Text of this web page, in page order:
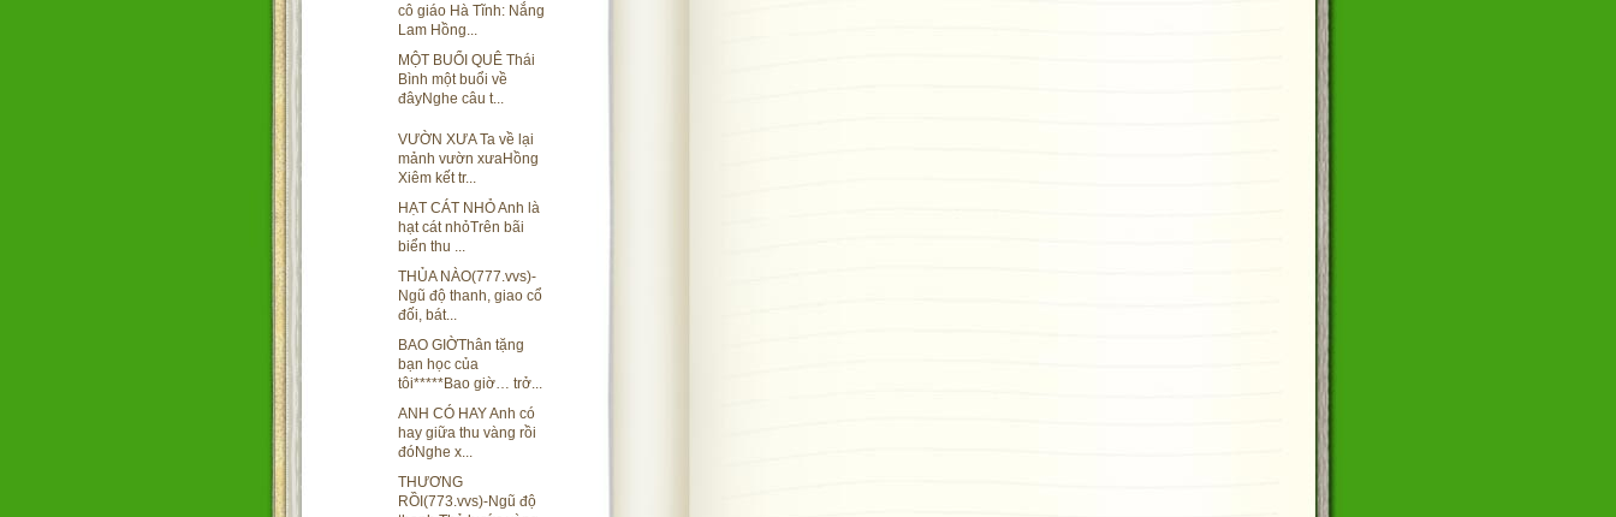
cô giáo Hà Tĩnh: Nắng
Lam Hồng...
MỘT BUỔI QUÊ Thái
Bình một buổi về
đâyNghe câu t...
VƯỜN XƯA Ta về lại
mảnh vườn xưaHồng
Xiêm kết tr...
HẠT CÁT NHỎ Anh là
hạt cát nhỏTrên bãi
biển thu ...
THỦA NÀO(777.vvs)-
Ngũ độ thanh, giao cổ
đối, bát...
BAO GIỜThân tặng
bạn học của
tôi*****Bao giờ… trở...
ANH CÓ HAY Anh có
hay giữa thu vàng rồi
đóNghe x...
THƯƠNG
RỒI(773.vvs)-Ngũ độ